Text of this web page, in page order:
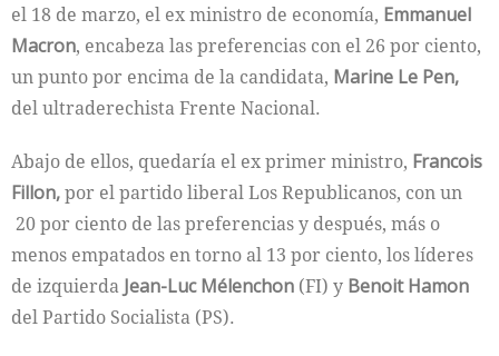
el 18 de marzo, el ex ministro de economía, Emmanuel
Macron, encabeza las preferencias con el 26 por ciento,
un punto por encima de la candidata, Marine Le Pen,
del ultraderechista Frente Nacional.
Abajo de ellos, quedaría el ex primer ministro, Francois
Fillon,por el partido liberal Los Republicanos, con un
20 por ciento de las preferencias y después, más o
menos empatados en torno al 13 por ciento, los líderes
de izquierda Jean-Luc Mélenchon (FI) y Benoit Hamon
del Partido Socialista (PS).